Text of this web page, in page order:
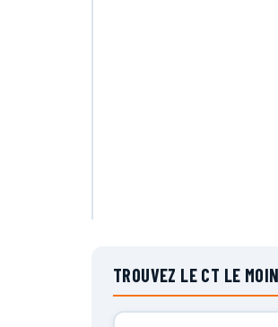
TROUVEZ LE CT LE